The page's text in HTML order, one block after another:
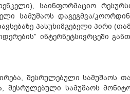
საინფორმაციო
სამუშაოს დაგეგმვა/
პასუხიმგებელი პირი
ინტერნეტსივრცეში
შესრულებული სამუშაოს
სამუშაოს